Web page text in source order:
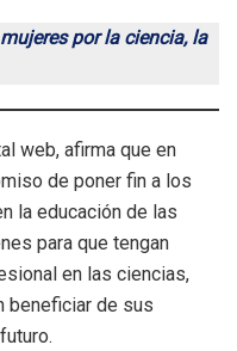
por la ciencia, la
web, afirma que en
de poner fin a los
la educación de las
para que tengan
en las ciencias,
beneficiar de sus